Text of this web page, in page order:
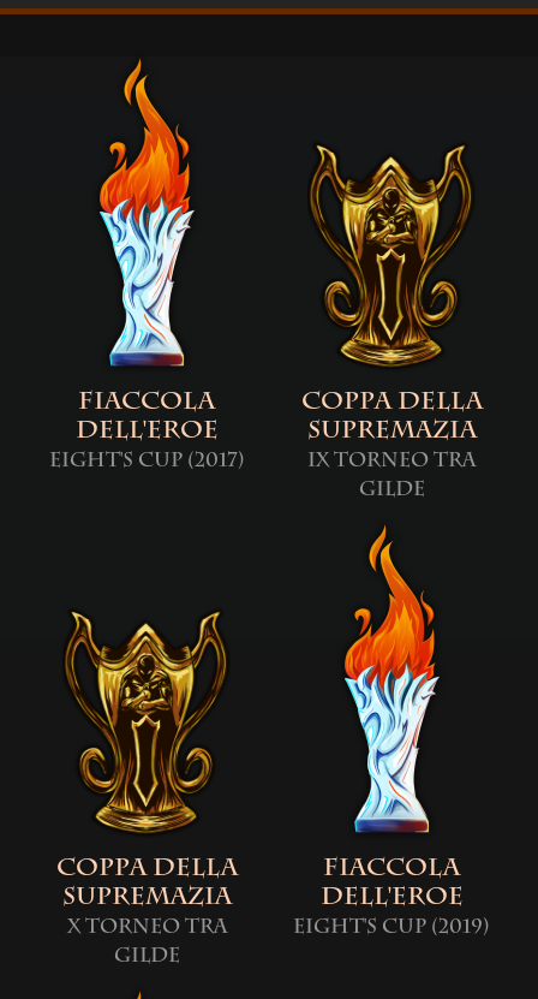
Fiaccola
dell'Eroe
Eight's Cup (2017)
Coppa della
Supremazia
IX Torneo tra
Gilde
Coppa della
Supremazia
X Torneo tra
Gilde
Fiaccola
dell'Eroe
Eight's Cup (2019)